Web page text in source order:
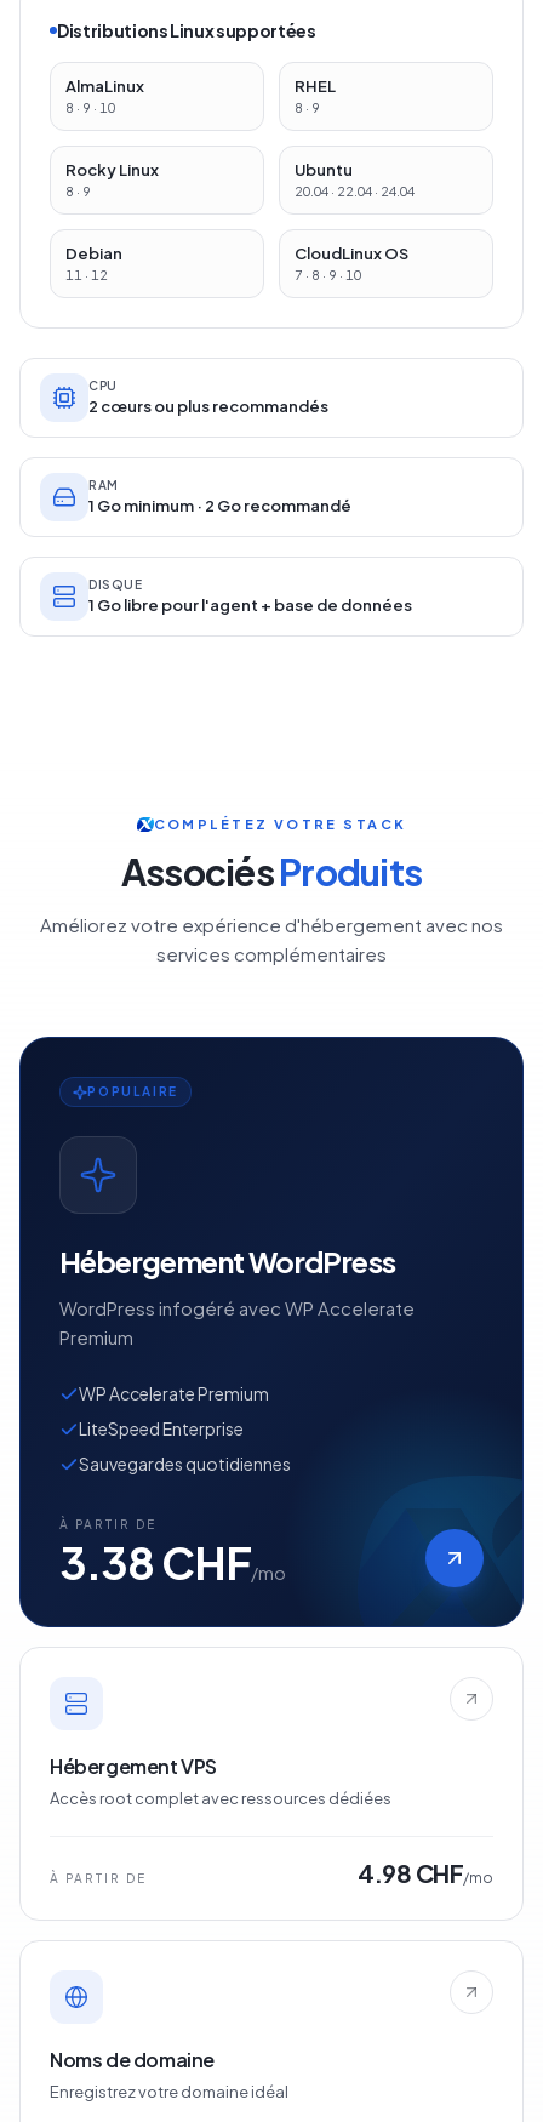
Distributions Linux supportées
AlmaLinux
8 · 9 · 10
RHEL
8 · 9
Rocky Linux
8 · 9
Ubuntu
20.04 · 22.04 · 24.04
Debian
11 · 12
CloudLinux OS
7 · 8 · 9 · 10
CPU
2 cœurs ou plus recommandés
RAM
1 Go minimum · 2 Go recommandé
DISQUE
1 Go libre pour l'agent + base de données
COMPLÉTEZ VOTRE STACK
AssociésProduits
Améliorez votre expérience d'hébergement avec nos
services complémentaires
POPULAIRE
Hébergement WordPress
WordPress infogéré avec WP Accelerate
Premium
WP Accelerate Premium
LiteSpeed Enterprise
Sauvegardes quotidiennes
À PARTIR DE
3.38 CHF/mo
Hébergement VPS
Accès root complet avec ressources dédiées
À PARTIR DE 4.98 CHF/mo
Noms de domaine
Enregistrez votre domaine idéal